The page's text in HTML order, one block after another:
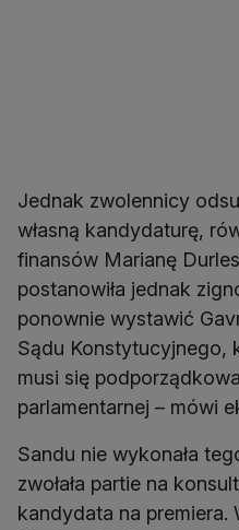
Jednak zwolennicy
własną kandydaturę,
finansów Marianę
postanowiła jednak
ponownie wystawić
Sądu Konstytucyjnego,
musi się
parlamentarnej – mówi
Sandu nie wykonała
zwołała partie na
kandydata na premiera.